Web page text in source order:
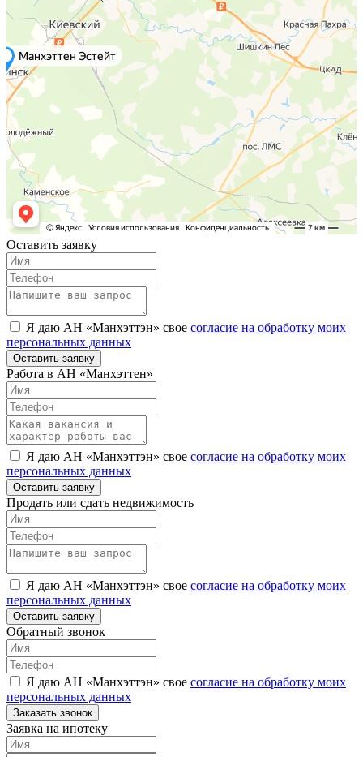
Оставить заявку
Я даю АН «Манхэттэн» свое согласие на обработку моих
персональных данных
Оставить заявку
Работа в АН «Манхэттен»
Я даю АН «Манхэттэн» свое согласие на обработку моих
персональных данных
Оставить заявку
Продать или сдать недвижимость
Я даю АН «Манхэттэн» свое согласие на обработку моих
персональных данных
Оставить заявку
Обратный звонок
Я даю АН «Манхэттэн» свое согласие на обработку моих
персональных данных
Заказать звонок
Заявка на ипотеку